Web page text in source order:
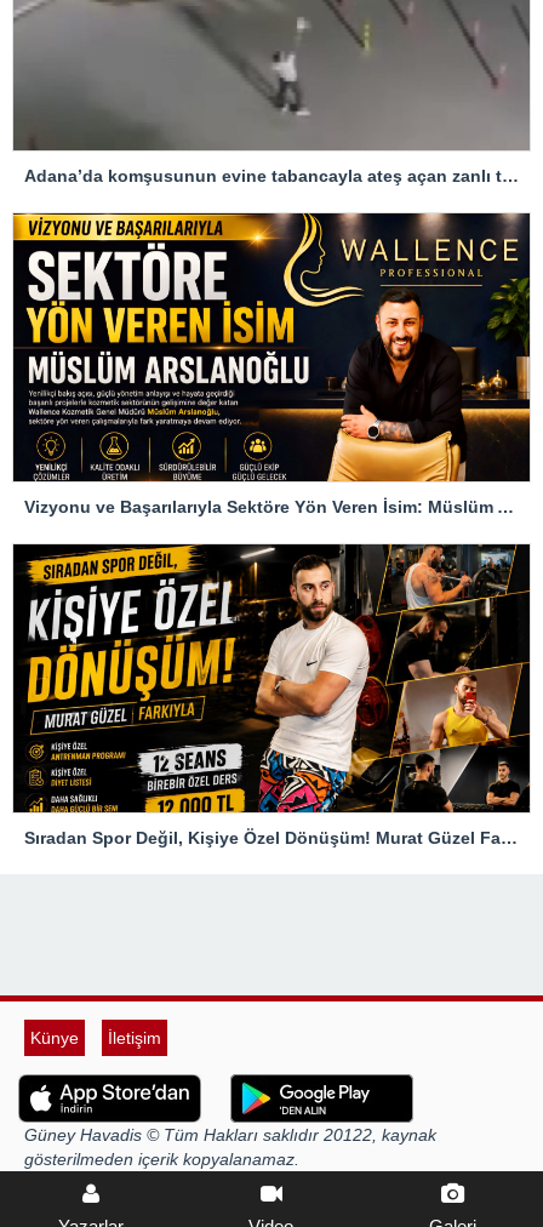
Adana’da komşusunun evine tabancayla ateş açan zanlı tutuklandı
Vizyonu ve Başarılarıyla Sektöre Yön Veren İsim: Müslüm Arslanoğlu
Sıradan Spor Değil, Kişiye Özel Dönüşüm! Murat Güzel Farkıyla
Künye İletişim
Güney Havadis © Tüm Hakları saklıdır 20122, kaynak
gösterilmeden içerik kopyalanamaz.